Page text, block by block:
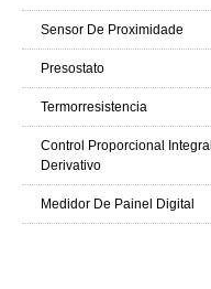
Sensor De Proximidade
Presostato
Termorresistencia
Control Proporcional Integral
Derivativo
Medidor De Painel Digital